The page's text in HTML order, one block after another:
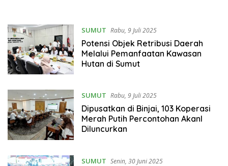
SUMUT Rabu, 9 Juli 2025
Potensi Objek Retribusi Daerah
Melalui Pemanfaatan Kawasan
Hutan di Sumut
SUMUT Rabu, 9 Juli 2025
Dipusatkan di Binjai, 103 Koperasi
Merah Putih Percontohan Akanl
Diluncurkan
SUMUT Senin, 30 Juni 2025